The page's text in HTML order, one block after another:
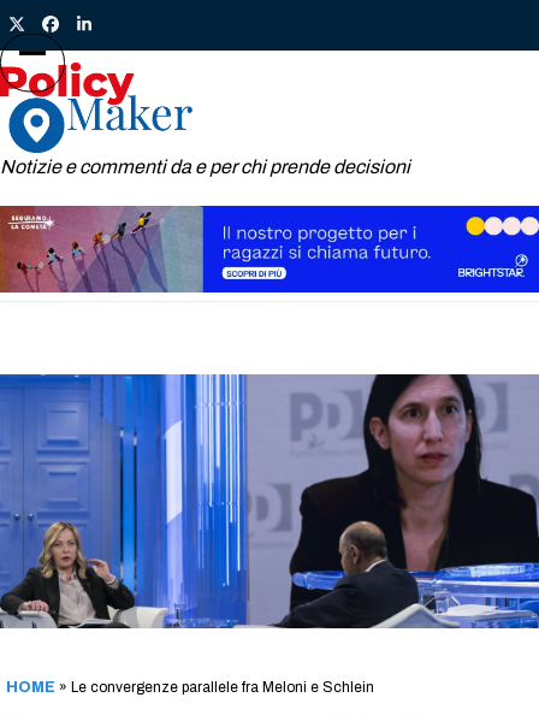
Skip
to
content
TwitterFacebook
LinkedIn
Notizie e commenti da e per chi prende decisioni
Open
mobile
menu
Close
mobile
menu
HOME » Le convergenze parallele fra Meloni e Schlein